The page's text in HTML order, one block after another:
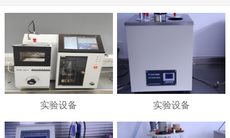
实验设备 实验设备